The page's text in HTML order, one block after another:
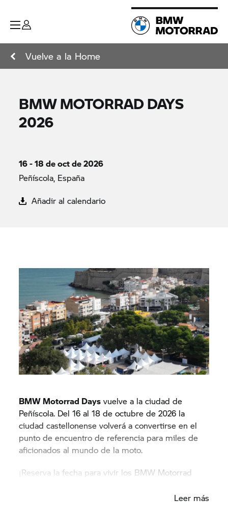
Vuelve a la Home
BMW MOTORRAD DAYS
2026
16 - 18 de oct de 2026
Peñíscola, España
Añadir al calendario
BMW Motorrad Days vuelve a la ciudad de
Peñíscola. Del 16 al 18 de octubre de 2026 la
ciudad castellonense volverá a convertirse en el
punto de encuentro de referencia para miles de
aficionados al mundo de la moto.
¡Reserva la fecha para vivir los BMW Motorrad
Leer más